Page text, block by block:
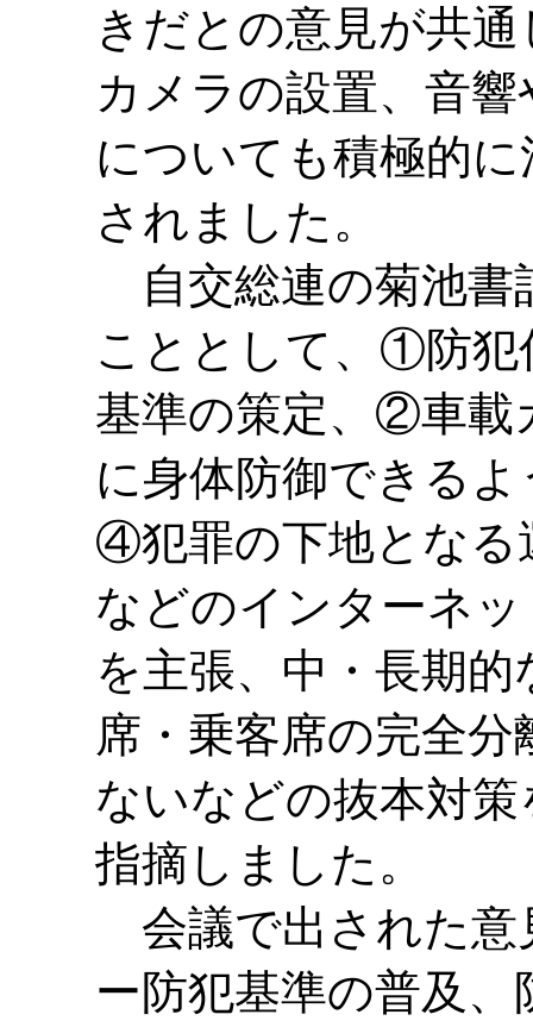
きだとの意見が共
カメラの設置、音
についても積極的
されました。
自交総連の菊池書
こととして、①防犯
基準の策定、②車
に身体防御できる
④犯罪の下地となる
などのインターネ
を主張、中・長期
席・乗客席の完全
ないなどの抜本対
指摘しました。
会議で出された
ー防犯基準の普及